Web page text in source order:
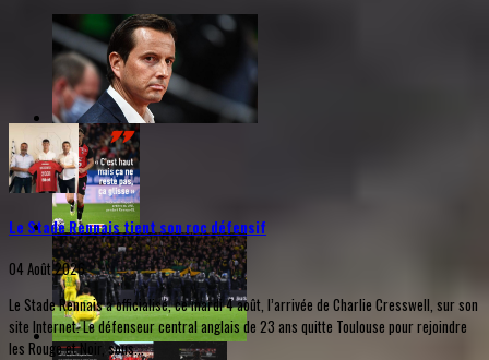
Le Stade Rennais tient son roc défensif
04 Août 2026
Le Stade Rennais a officialisé, ce mardi 4 août, l’arrivée de Charlie Cresswell, sur son
site Internet. Le défenseur central anglais de 23 ans quitte Toulouse pour rejoindre
les Rouge et Noir, sous...